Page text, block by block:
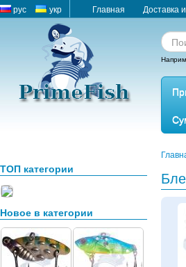
рус укр Главная Доставка
ТОП категории
Новое в категории